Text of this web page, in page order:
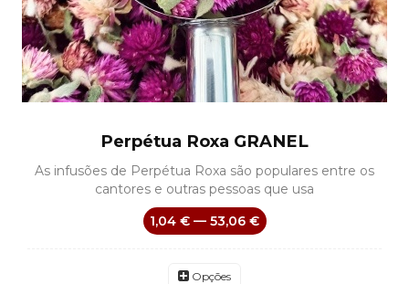
Perpétua Roxa GRANEL
As infusões de Perpétua Roxa são populares entre os
cantores e outras pessoas que usa
1,04 € — 53,06 €
Opções